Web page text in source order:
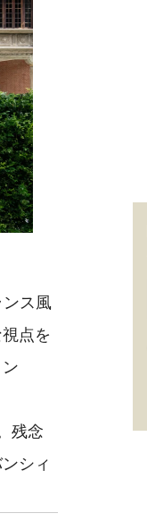
ス風
点を
残念
シィ